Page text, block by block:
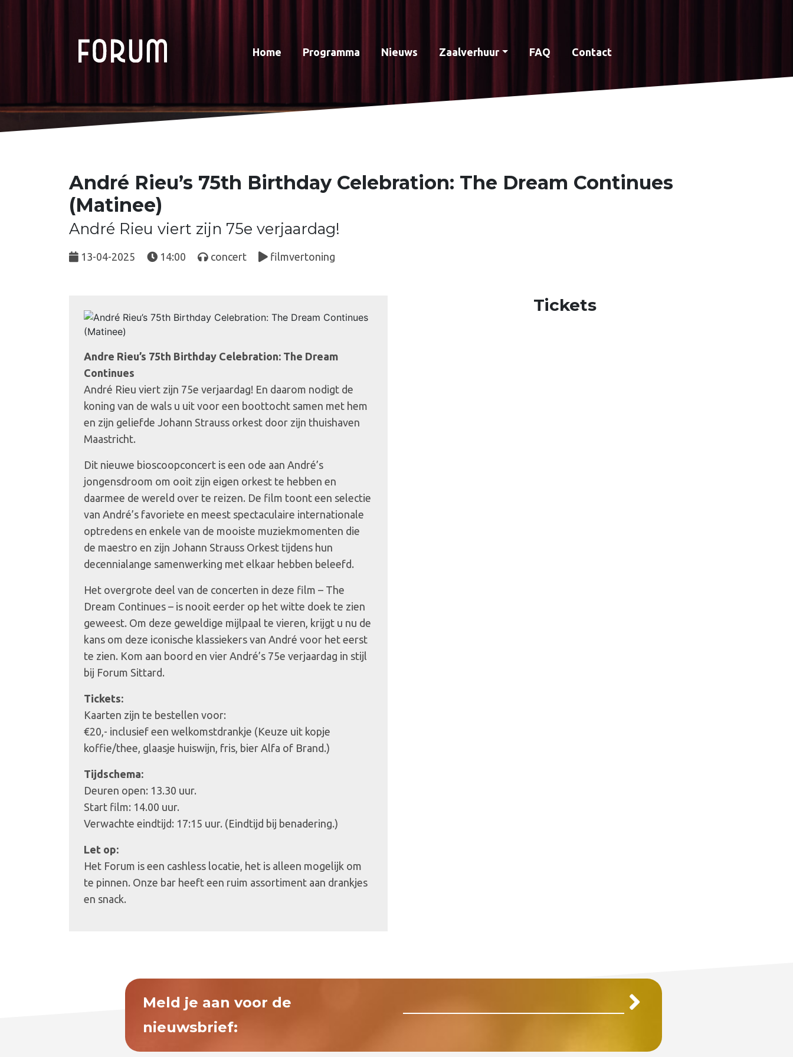
Home Programma Nieuws Zaalverhuur FAQ Contact
André Rieu’s 75th Birthday Celebration: The Dream Continues
(Matinee)
André Rieu viert zijn 75e verjaardag!
13-04-2025 14:00 concert filmvertoning
Andre Rieu’s 75th Birthday Celebration: The Dream
Continues
André Rieu viert zijn 75e verjaardag! En daarom nodigt de
koning van de wals u uit voor een boottocht samen met hem
en zijn geliefde Johann Strauss orkest door zijn thuishaven
Maastricht.
Dit nieuwe bioscoopconcert is een ode aan André’s
jongensdroom om ooit zijn eigen orkest te hebben en
daarmee de wereld over te reizen. De film toont een selectie
van André’s favoriete en meest spectaculaire internationale
optredens en enkele van de mooiste muziekmomenten die
de maestro en zijn Johann Strauss Orkest tijdens hun
decennialange samenwerking met elkaar hebben beleefd.
Het overgrote deel van de concerten in deze film – The
Dream Continues – is nooit eerder op het witte doek te zien
geweest. Om deze geweldige mijlpaal te vieren, krijgt u nu de
kans om deze iconische klassiekers van André voor het eerst
te zien. Kom aan boord en vier André’s 75e verjaardag in stijl
bij Forum Sittard.
Tickets:
Kaarten zijn te bestellen voor:
€20,- inclusief een welkomstdrankje (Keuze uit kopje
koffie/thee, glaasje huiswijn, fris, bier Alfa of Brand.)
Tijdschema:
Deuren open: 13.30 uur.
Start film: 14.00 uur.
Verwachte eindtijd: 17:15 uur. (Eindtijd bij benadering.)
Let op:
Het Forum is een cashless locatie, het is alleen mogelijk om
te pinnen. Onze bar heeft een ruim assortiment aan drankjes
en snack.
Tickets
Meld je aan voor de
nieuwsbrief: